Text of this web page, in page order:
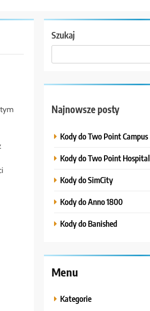
Szukaj
Najnowsze posty
Kody do Two Point Campus
Kody do Two Point Hospital
Kody do SimCity
Kody do Anno 1800
Kody do Banished
Menu
Kategorie